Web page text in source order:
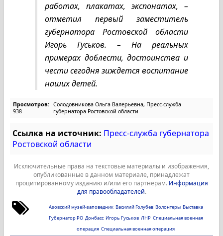
работах, плакатах, экспонатах, –
отметил первый заместитель
губернатора Ростовской области
Игорь Гуськов. – На реальных
примерах доблести, достоинства и
чести сегодня зиждется воспитание
наших детей.
Просмотров:
938
Солодовникова Ольга Валерьевна, Пресс-служба
губернатора Ростовской области
Ссылка на источник: Пресс-служба губернатора
Ростовской области
Исключительные права на текстовые материалы и изображения,
опубликованные в данном материале, принадлежат
процитированному изданию и/или его партнерам. Информация
для правообладателей.
Азовский музей-заповедник Василий Голубев Волонтеры Выставка
Губернатор РО Донбасс Игорь Гуськов ЛНР Специальная военная
операция Специальная военная операция